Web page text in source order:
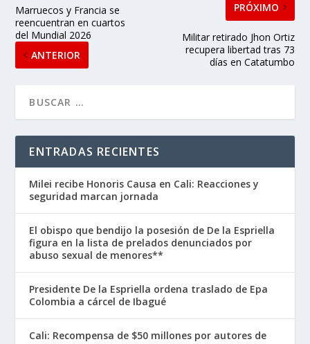
Marruecos y Francia se
reencuentran en cuartos
del Mundial 2026
ANTERIOR
PRÓXIMO
Militar retirado Jhon Ortiz
recupera libertad tras 73
días en Catatumbo
ENTRADAS RECIENTES
Milei recibe Honoris Causa en Cali: Reacciones y
seguridad marcan jornada
El obispo que bendijo la posesión de De la Espriella
figura en la lista de prelados denunciados por
abuso sexual de menores**
Presidente De la Espriella ordena traslado de Epa
Colombia a cárcel de Ibagué
Cali: Recompensa de $50 millones por autores de